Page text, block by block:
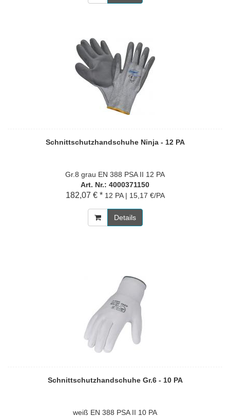
Schnittschutzhandschuhe Ninja - 12 PA
Gr.8 grau EN 388 PSA II 12 PA
Art. Nr.: 4000371150
182,07 € * 12 PA | 15,17 €/PA
Details
Schnittschutzhandschuhe Gr.6 - 10 PA
weiß EN 388 PSA II 10 PA